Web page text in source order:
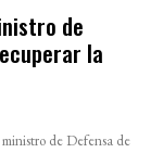
de
la
de Defensa de